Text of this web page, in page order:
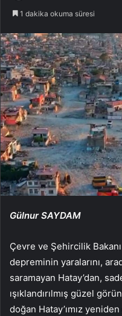
1 dakika okuma süresi
Gülnur SAYDAM
Çevre ve Şehircilik
depreminin yaralarını,
saramayan Hatay’dan,
ışıklandırılmış güzel
doğan Hatay’ımız